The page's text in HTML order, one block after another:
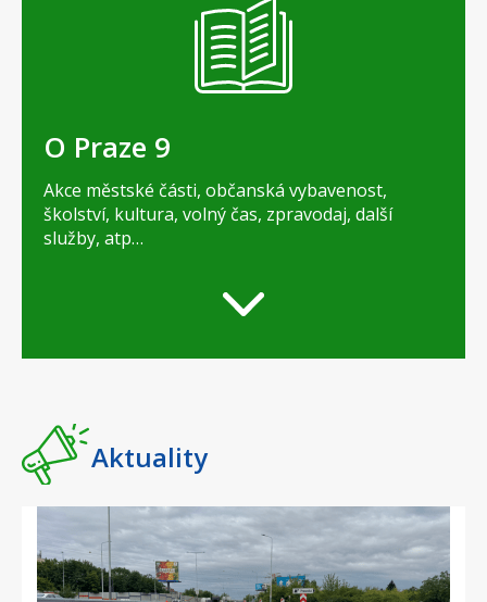
O Praze 9
Akce městské části, občanská vybavenost,
školství, kultura, volný čas, zpravodaj, další
služby, atp…
Aktuality